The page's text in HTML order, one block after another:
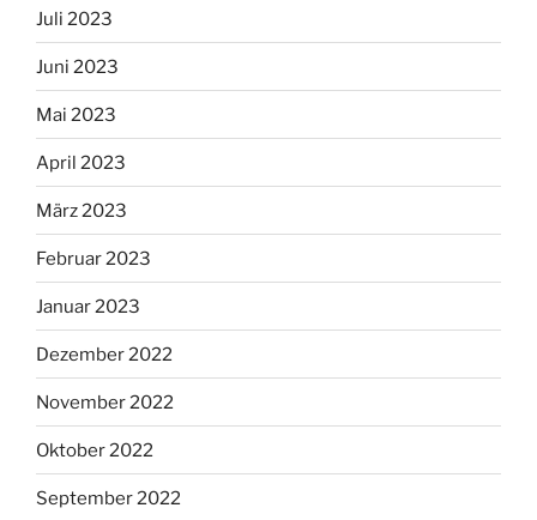
Juli 2023
Juni 2023
Mai 2023
April 2023
März 2023
Februar 2023
Januar 2023
Dezember 2022
November 2022
Oktober 2022
September 2022